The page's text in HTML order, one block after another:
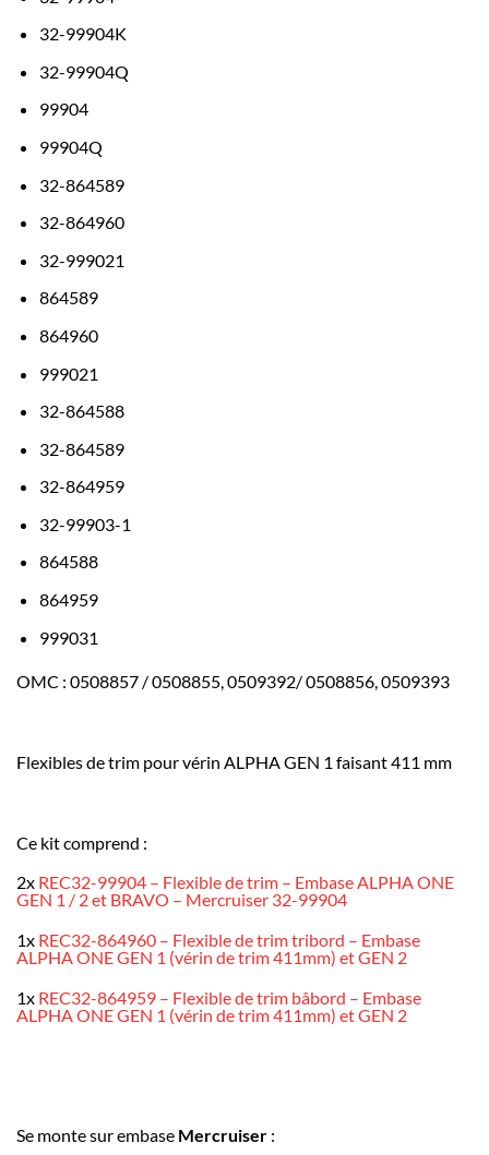
32-99904K
32-99904Q
99904
99904Q
32-864589
32-864960
32-999021
864589
864960
999021
32-864588
32-864589
32-864959
32-99903-1
864588
864959
999031
OMC : 0508857 / 0508855, 0509392/ 0508856, 0509393
Flexibles de trim pour vérin ALPHA GEN 1 faisant 411 mm
Ce kit comprend :
2x REC32-99904 – Flexible de trim – Embase ALPHA ONE
GEN 1 / 2 et BRAVO – Mercruiser 32-99904
1x REC32-864960 – Flexible de trim tribord – Embase
ALPHA ONE GEN 1 (vérin de trim 411mm) et GEN 2
1x REC32-864959 – Flexible de trim bâbord – Embase
ALPHA ONE GEN 1 (vérin de trim 411mm) et GEN 2
Se monte sur embase Mercruiser :